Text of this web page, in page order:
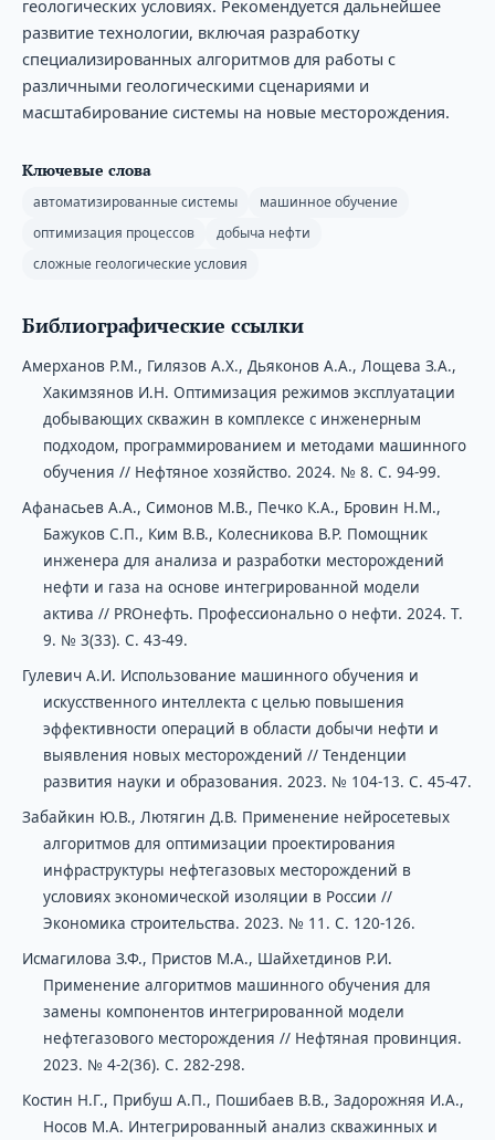
геологических условиях. Рекомендуется дальнейшее
развитие технологии, включая разработку
специализированных алгоритмов для работы с
различными геологическими сценариями и
масштабирование системы на новые месторождения.
Ключевые слова
автоматизированные системы
машинное обучение
оптимизация процессов
добыча нефти
сложные геологические условия
Библиографические ссылки
Амерханов Р.М., Гилязов А.Х., Дьяконов А.А., Лощева З.А.,
Хакимзянов И.Н. Оптимизация режимов эксплуатации
добывающих скважин в комплексе с инженерным
подходом, программированием и методами машинного
обучения // Нефтяное хозяйство. 2024. № 8. С. 94-99.
Афанасьев А.А., Симонов М.В., Печко К.А., Бровин Н.М.,
Бажуков С.П., Ким В.В., Колесникова В.Р. Помощник
инженера для анализа и разработки месторождений
нефти и газа на основе интегрированной модели
актива // PROнефть. Профессионально о нефти. 2024. Т.
9. № 3(33). С. 43-49.
Гулевич А.И. Использование машинного обучения и
искусственного интеллекта с целью повышения
эффективности операций в области добычи нефти и
выявления новых месторождений // Тенденции
развития науки и образования. 2023. № 104-13. С. 45-47.
Забайкин Ю.В., Лютягин Д.В. Применение нейросетевых
алгоритмов для оптимизации проектирования
инфраструктуры нефтегазовых месторождений в
условиях экономической изоляции в России //
Экономика строительства. 2023. № 11. С. 120-126.
Исмагилова З.Ф., Пристов М.А., Шайхетдинов Р.И.
Применение алгоритмов машинного обучения для
замены компонентов интегрированной модели
нефтегазового месторождения // Нефтяная провинция.
2023. № 4-2(36). С. 282-298.
Костин Н.Г., Прибуш А.П., Пошибаев В.В., Задорожняя И.А.,
Носов М.А. Интегрированный анализ скважинных и